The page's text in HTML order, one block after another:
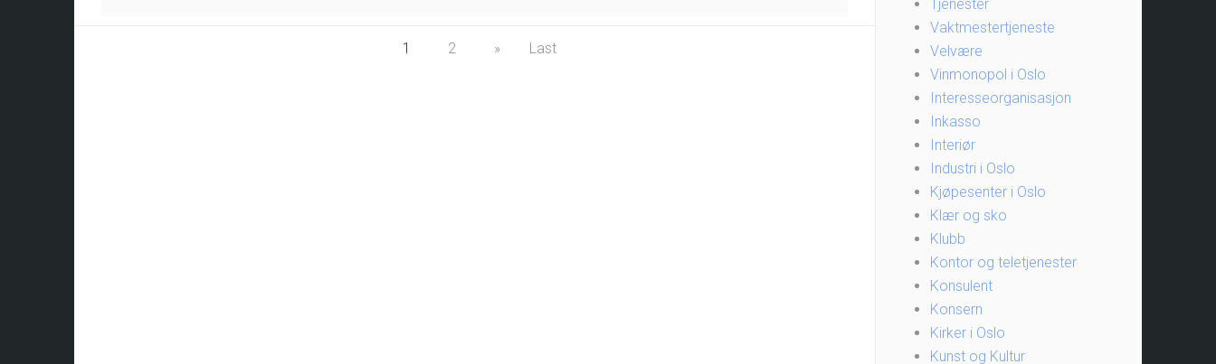
1 2 » Last
Tjenester
Vaktmestertjeneste
Velvære
Vinmonopol i Oslo
Interesseorganisasjon
Inkasso
Interiør
Industri i Oslo
Kjøpesenter i Oslo
Klær og sko
Klubb
Kontor og teletjenester
Konsulent
Konsern
Kirker i Oslo
Kunst og Kultur